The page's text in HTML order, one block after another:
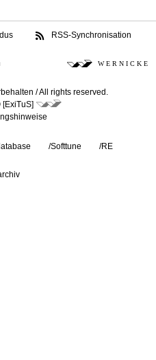
RSS-Synchronisation
W E R N I C K E
/All rights reserved.
/Softtune /RE